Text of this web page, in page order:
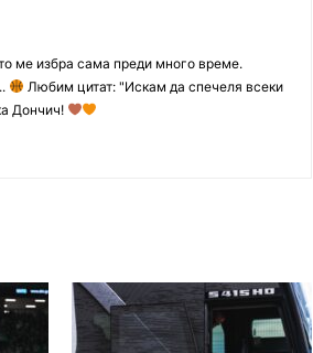
ме избра сама преди много време.
Любим цитат: "Искам да спечеля всеки
Дончич!